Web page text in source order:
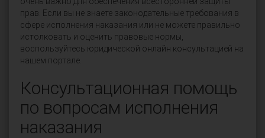
прав. Если вы не знаете законодательные требования в
сфере исполнения наказания или не можете правильно
истолковать и оценить правовые нормы,
воспользуйтесь юридической онлайн консультацией на
нашем портале.
Консультационная помощь
по вопросам исполнения
наказания